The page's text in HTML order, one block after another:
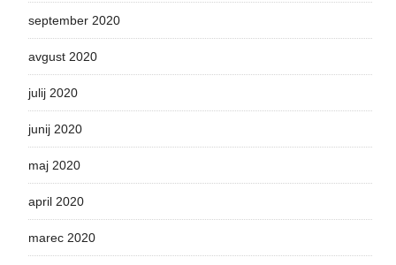
september 2020
avgust 2020
julij 2020
junij 2020
maj 2020
april 2020
marec 2020